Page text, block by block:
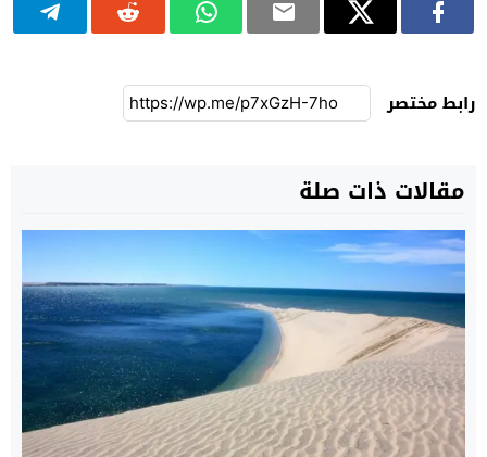
رابط مختصر
مقالات ذات صلة